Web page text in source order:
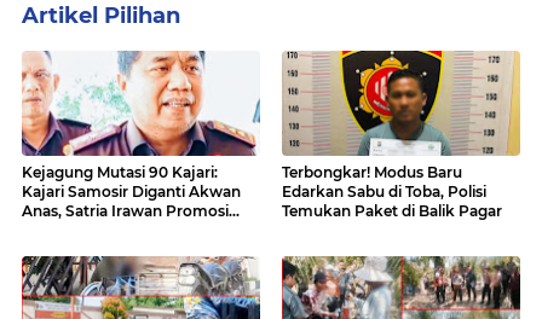
Artikel Pilihan
Kejagung Mutasi 90 Kajari:
Kajari Samosir Diganti Akwan
Anas, Satria Irawan Promosi
Terbongkar! Modus Baru
Edarkan Sabu di Toba, Polisi
Temukan Paket di Balik Pagar